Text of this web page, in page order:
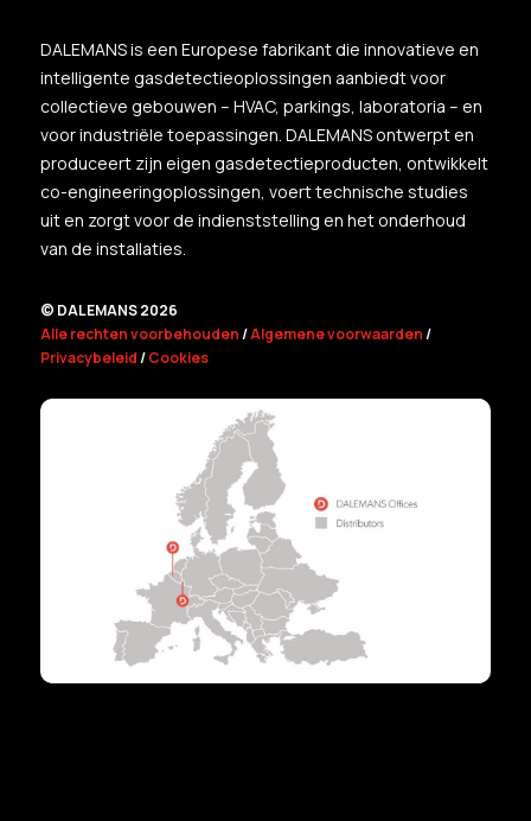
DALEMANS is een Europese fabrikant die innovatieve en
intelligente gasdetectieoplossingen aanbiedt voor
collectieve gebouwen – HVAC, parkings, laboratoria – en
voor industriële toepassingen. DALEMANS ontwerpt en
produceert zijn eigen gasdetectieproducten, ontwikkelt
co-engineeringoplossingen, voert technische studies
uit en zorgt voor de indienststelling en het onderhoud
van de installaties.
© DALEMANS 2026
Alle rechten voorbehouden/Algemene voorwaarden/
Privacybeleid/Cookies